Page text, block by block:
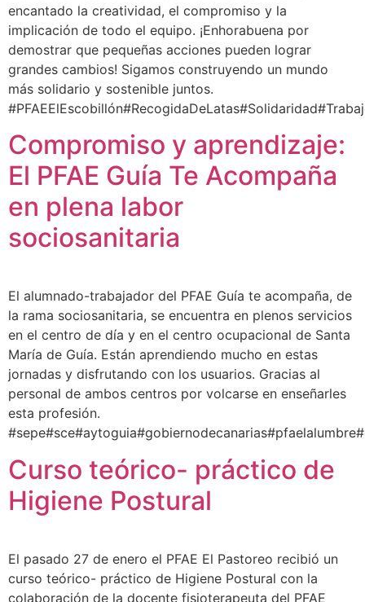
encantado la creatividad, el compromiso y la
implicación de todo el equipo. ¡Enhorabuena por
demostrar que pequeñas acciones pueden lograr
grandes cambios! Sigamos construyendo un mundo
más solidario y sostenible juntos.
Compromiso y aprendizaje:
El PFAE Guía Te Acompaña
en plena labor
sociosanitaria
El alumnado-trabajador del PFAE Guía te acompaña, de
la rama sociosanitaria, se encuentra en plenos servicios
en el centro de día y en el centro ocupacional de Santa
María de Guía. Están aprendiendo mucho en estas
jornadas y disfrutando con los usuarios. Gracias al
personal de ambos centros por volcarse en enseñarles
esta profesión.
Curso teórico- práctico de
Higiene Postural
El pasado 27 de enero el PFAE El Pastoreo recibió un
curso teórico- práctico de Higiene Postural con la
colaboración de la docente fisioterapeuta del PFAE